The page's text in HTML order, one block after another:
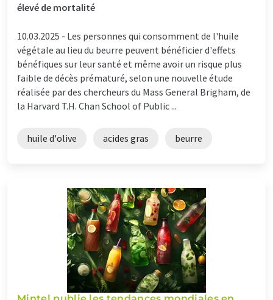
élevé de mortalité
10.03.2025 - Les personnes qui consomment de l'huile
végétale au lieu du beurre peuvent bénéficier d'effets
bénéfiques sur leur santé et même avoir un risque plus
faible de décès prématuré, selon une nouvelle étude
réalisée par des chercheurs du Mass General Brigham, de
la Harvard T.H. Chan School of Public ...
huile d'olive acides gras beurre